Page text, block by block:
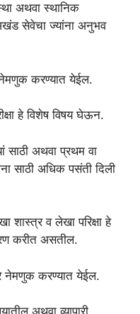
अथवा स्थानिक
सेवेचा ज्यांना अनुभव
नेमणुक करण्यात येईल.
हे विशेष विषय घेऊन.
साठी अथवा प्रथम वा
साठी अधिक पसंती दिली
शास्त्र व लेखा परिक्षा हे
करीत असतील.
नेमणुक करण्यात येईल.
अथवा व्यापारी